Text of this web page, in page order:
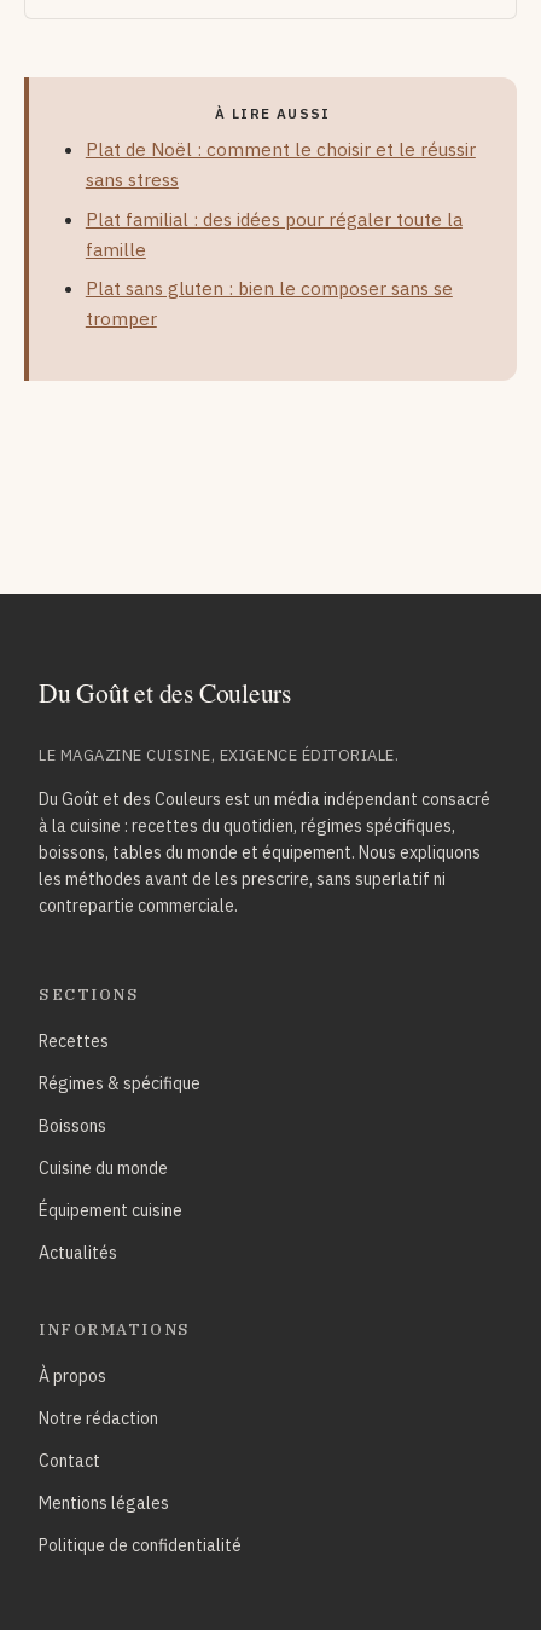
À LIRE AUSSI
Plat de Noël : comment le choisir et le réussir
sans stress
Plat familial : des idées pour régaler toute la
famille
Plat sans gluten : bien le composer sans se
tromper
LE MAGAZINE CUISINE, EXIGENCE ÉDITORIALE.
Du Goût et des Couleurs est un média indépendant consacré
à la cuisine : recettes du quotidien, régimes spécifiques,
boissons, tables du monde et équipement. Nous expliquons
les méthodes avant de les prescrire, sans superlatif ni
contrepartie commerciale.
SECTIONS
Recettes
Régimes & spécifique
Boissons
Cuisine du monde
Équipement cuisine
Actualités
INFORMATIONS
À propos
Notre rédaction
Contact
Mentions légales
Politique de confidentialité